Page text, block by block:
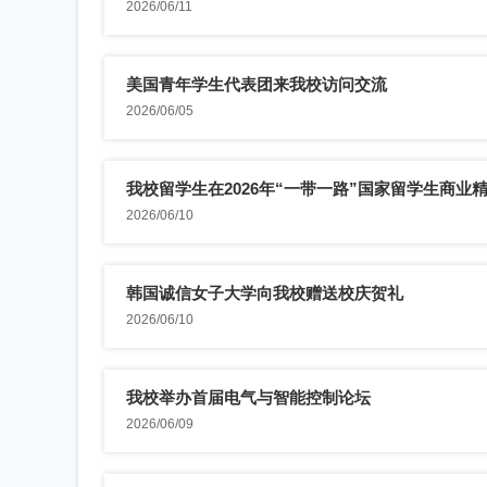
2026/06/11
美国青年学生代表团来我校访问交流
2026/06/05
我校留学生在2026年“一带一路”国家留学生商业
2026/06/10
韩国诚信女子大学向我校赠送校庆贺礼
2026/06/10
我校举办首届电气与智能控制论坛
2026/06/09